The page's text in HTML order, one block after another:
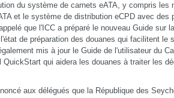
du système de carnets eATA, y compris les
et le système de distribution eCPD avec des
que l'ICC a préparé le nouveau Guide sur
de préparation des douanes qui facilitent le
mis à jour le Guide de l'utilisateur du
qui aidera les douanes à traiter les
aux délégués que la République des